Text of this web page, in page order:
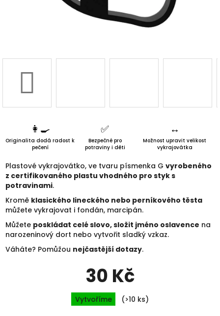
nás
Blog
👩‍🍳
Originalita dodá radost k
pečení
✅️
Bezpečné pro
potraviny i děti
↔️
Možnost upravit velikost
vykrajovátka
Plastové vykrajovátko, ve tvaru písmenka G vyrobeného
z certifikovaného plastu vhodného pro styk s
potravinami.
Kromě klasického lineckého nebo perníkového těsta
můžete vykrajovat i fondán, marcipán.
Můžete poskládat celé slovo, složit jméno oslavence na
narozeninový dort nebo vytvořit sladký vzkaz.
Váháte? Pomůžou nejčastější dotazy.
30 Kč
Měrná cena:
Vytvoříme (>10 ks)